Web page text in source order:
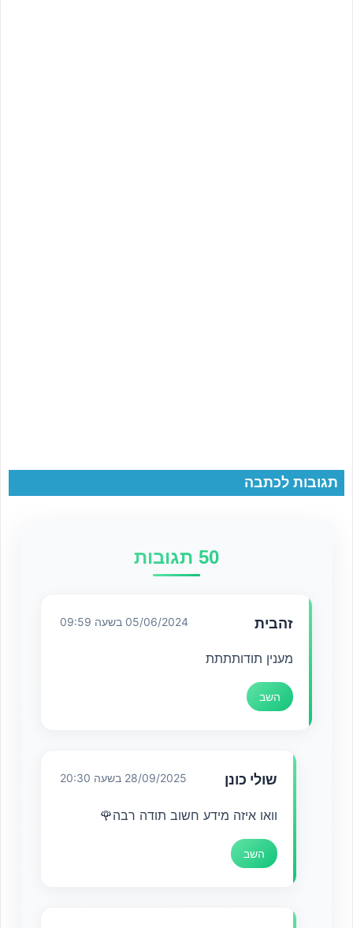
תגובות לכתבה
50 תגובות
זהבית 05/06/2024 בשעה 09:59
מענין תודותתתת
השב
שולי כונן 28/09/2025 בשעה 20:30
וואו איזה מידע חשוב תודה רבה🌹
השב